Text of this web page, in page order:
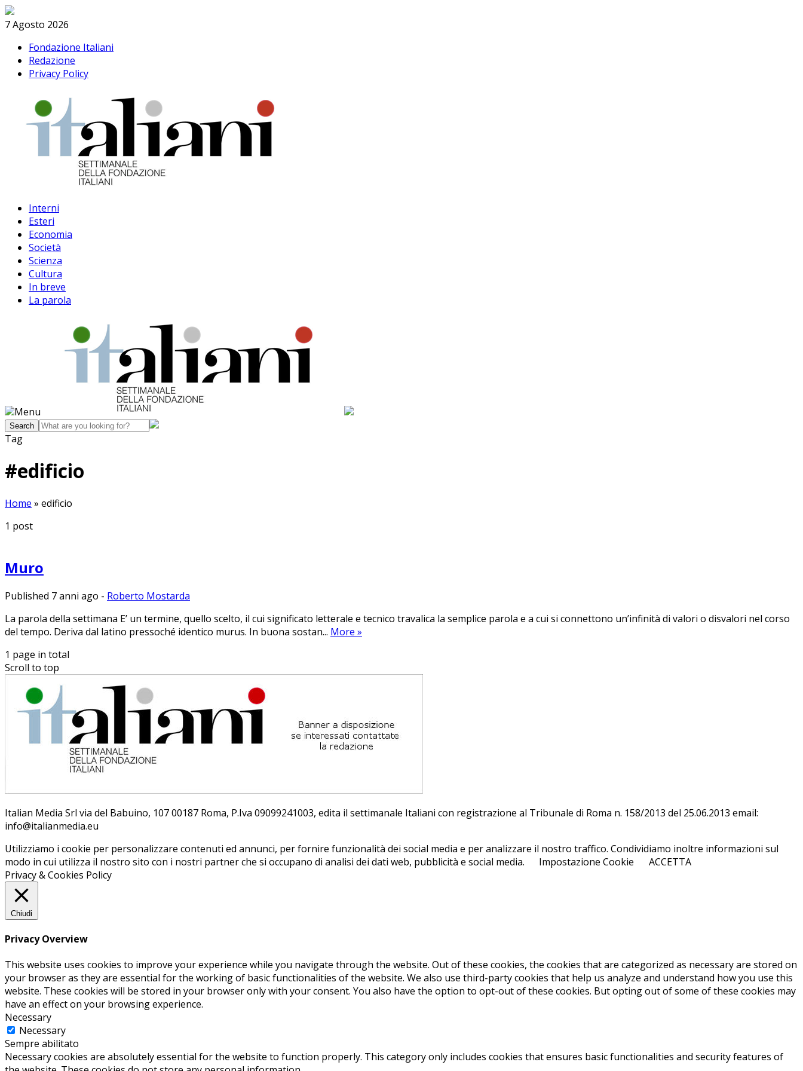
Skip
to
Search
7 Agosto 2026
Fondazione Italiani
Redazione
Privacy Policy
Interni
Esteri
Economia
Società
Scienza
Cultura
In breve
La parola
Menu
Tag
#edificio
Home » edificio
1 post
Muro
Published 7 anni ago - Roberto Mostarda
La parola della settimana E’ un termine, quello scelto, il cui significato letterale e tecnico travalica la semplice parola e a cui si connettono un’infinità di valori o disvalori nel corso
del tempo. Deriva dal latino pressoché identico murus. In buona sostan... More »
1 page in total
Scroll to top
Ita­lian Me­dia Srl via del Ba­bui­no, 107 00187 Roma, P.Iva 09099241003, edi­ta il set­ti­ma­na­le Ita­lia­ni con re­gi­stra­zio­ne al Tri­bu­na­le di Roma n. 158/​2013 del 25.06.2013 email:
info@ita­lian­me­dia.eu
Utilizziamo i cookie per personalizzare contenuti ed annunci, per fornire funzionalità dei social media e per analizzare il nostro traffico. Condividiamo inoltre informazioni sul
modo in cui utilizza il nostro sito con i nostri partner che si occupano di analisi dei dati web, pubblicità e social media.
Impostazione Cookie
ACCETTA
Privacy & Cookies Policy
Chiudi
Privacy Overview
This website uses cookies to improve your experience while you navigate through the website. Out of these cookies, the cookies that are categorized as necessary are stored on
your browser as they are essential for the working of basic functionalities of the website. We also use third-party cookies that help us analyze and understand how you use this
website. These cookies will be stored in your browser only with your consent. You also have the option to opt-out of these cookies. But opting out of some of these cookies may
have an effect on your browsing experience.
Necessary
Necessary
Sempre abilitato
Necessary cookies are absolutely essential for the website to function properly. This category only includes cookies that ensures basic functionalities and security features of